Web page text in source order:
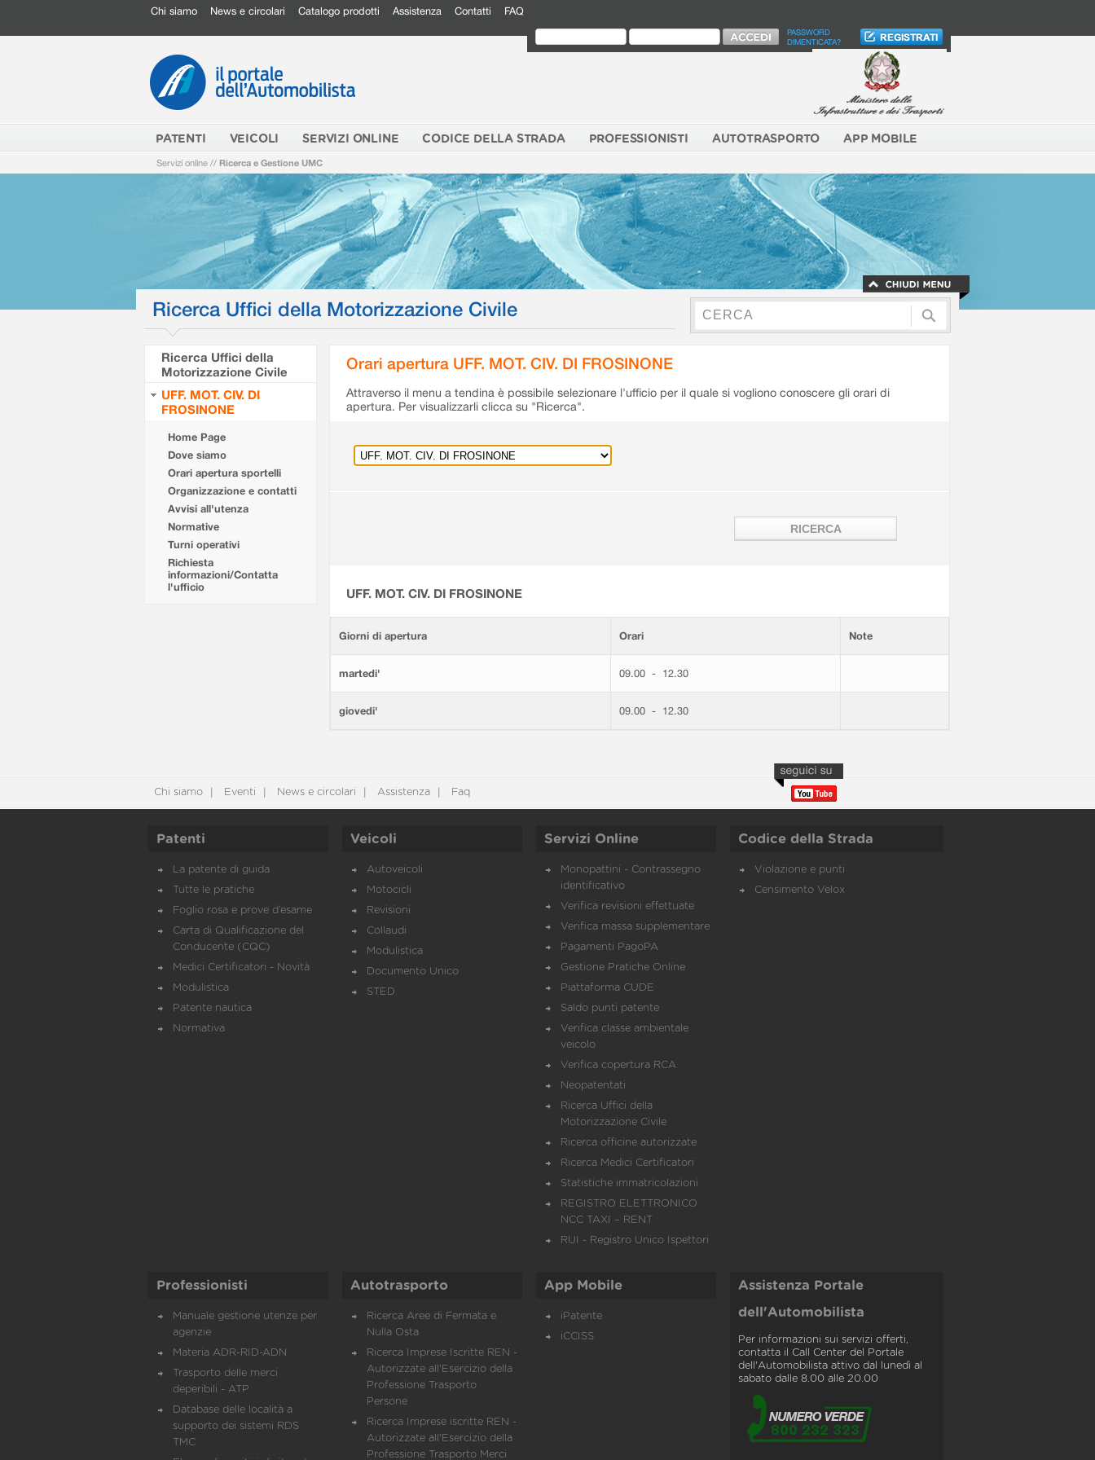
Chi siamo News e circolari Catalogo prodotti Assistenza Contatti FAQ
PASSWORD
DIMENTICATA?
PATENTI VEICOLI SERVIZI ONLINE CODICE DELLA STRADA PROFESSIONISTI AUTOTRASPORTO APP MOBILE
Servizi online // Ricerca e Gestione UMC
Ricerca Uffici della Motorizzazione Civile
Ricerca Uffici della
Motorizzazione Civile
UFF. MOT. CIV. DI
FROSINONE
Home Page
Dove siamo
Orari apertura sportelli
Organizzazione e contatti
Avvisi all'utenza
Normative
Turni operativi
Richiesta
informazioni/Contatta
l'ufficio
Orari apertura UFF. MOT. CIV. DI FROSINONE
Attraverso il menu a tendina è possibile selezionare l'ufficio per il quale si vogliono conoscere gli orari di
apertura. Per visualizzarli clicca su "Ricerca".
UFF. MOT. CIV. DI FROSINONE
Giorni di apertura Orari Note
martedi' 09.00 - 12.30
giovedi' 09.00 - 12.30
Chi siamo Eventi News e circolari Assistenza Faq
Patenti
La patente di guida
Tutte le pratiche
Foglio rosa e prove d’esame
Carta di Qualificazione del
Conducente (CQC)
Medici Certificatori - Novità
Modulistica
Patente nautica
Normativa
Veicoli
Autoveicoli
Motocicli
Revisioni
Collaudi
Modulistica
Documento Unico
STED
Servizi Online
Monopattini - Contrassegno
identificativo
Verifica revisioni effettuate
Verifica massa supplementare
Pagamenti PagoPA
Gestione Pratiche Online
Piattaforma CUDE
Saldo punti patente
Verifica classe ambientale
veicolo
Verifica copertura RCA
Neopatentati
Ricerca Uffici della
Motorizzazione Civile
Ricerca officine autorizzate
Ricerca Medici Certificatori
Statistiche immatricolazioni
REGISTRO ELETTRONICO
NCC TAXI – RENT
RUI - Registro Unico Ispettori
Codice della Strada
Violazione e punti
Censimento Velox
Professionisti
Manuale gestione utenze per
agenzie
Materia ADR-RID-ADN
Trasporto delle merci
deperibili - ATP
Database delle località a
supporto dei sistemi RDS
TMC
Autotrasporto
Ricerca Aree di Fermata e
Nulla Osta
Ricerca Imprese Iscritte REN -
Autorizzate all'Esercizio della
Professione Trasporto
Persone
Ricerca Imprese iscritte REN -
Autorizzate all'Esercizio della
Professione Trasporto Merci
App Mobile
iPatente
iCCISS
Assistenza Portale
dell'Automobilista
Per informazioni sui servizi offerti,
contatta il Call Center del Portale
dell'Automobilista attivo dal lunedì al
sabato dalle 8.00 alle 20.00